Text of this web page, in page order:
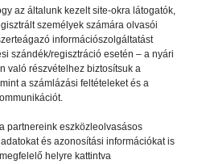
az általunk kezelt site-okra látogatók,
személyek számára olvasói
információszolgáltatást
szándék/regisztráció esetén – a nyári
való részvételhez biztosítsuk a
a számlázási feltételeket és a
partnereink eszközleolvasásos
és azonosítási információkat is
helyre kattintva